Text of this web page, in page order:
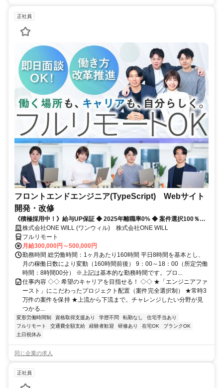
正社員
フロントエンドエンジニア(TypeScript) Webサイト
開発・改修
《積極採用中！》給与UP保証 ◆ 2025年離職率0% ◆ 案件選択100％！
◆ 平均残業7時間！
株式会社ONE WILL (ワンウィル) 株式会社ONE WILL
フルリモート
月給300,000円～500,000円
勤務時間 総労働時間：1ヶ月あたり160時間 平日8時間を基本とし、
月の稼働日数により変動（160時間前後） 9：00～18：00（所定労働
時間：8時間00分） ※上記は基本的な勤務時間です。プロ...
仕事内容 ◇◇ 希望のキャリアを目指せる！ ◇◇ ★「エンジニアファ
ースト」にこだわったプロジェクト配置（案件完全選択制） ★常時3
万件の案件を保持 ★上流から下流まで。チャレンジしたい分野が見
つかる...
変形労働時間制 資格取得支援あり 学歴不問 転勤なし
住宅手当あり
フルリモート
交通費全額支給 経験者歓迎 研修あり 在宅OK
ブランクOK
土日祝休み
同じ企業の求人
正社員